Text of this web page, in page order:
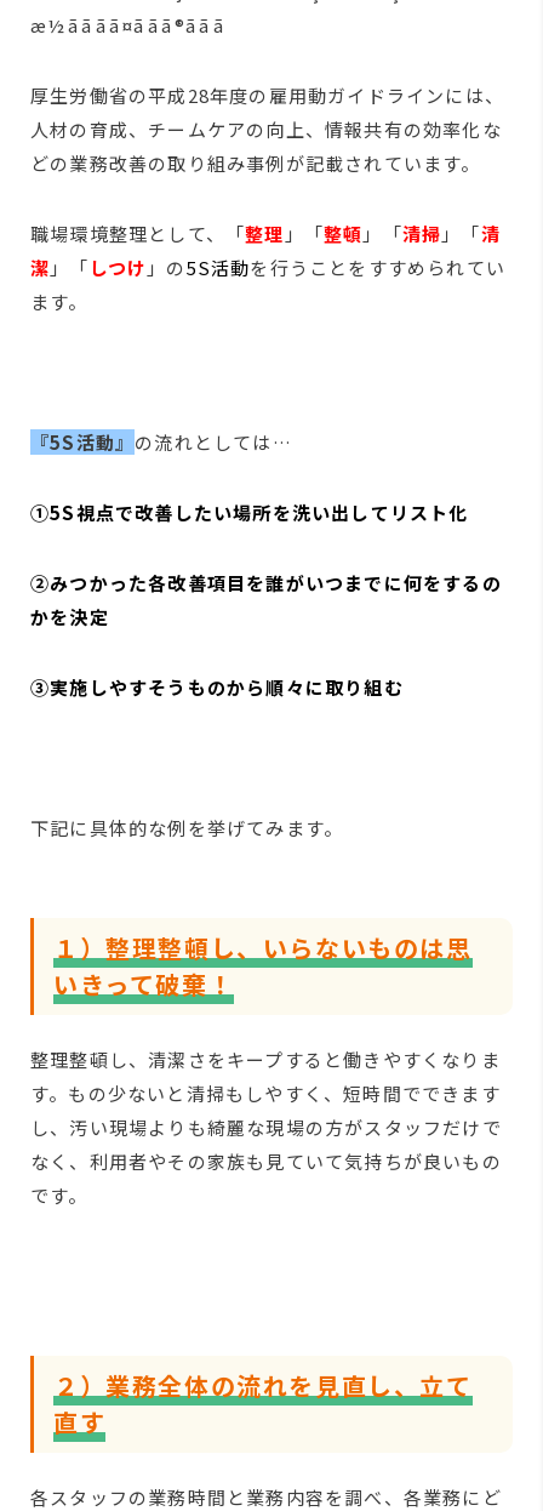
厚生労働省の平成28年度の雇用動ガイドラインには、
人材の育成、チームケアの向上、情報共有の効率化な
どの業務改善の取り組み事例が記載されています。
職場環境整理として、「整理 」「整頓 」「清掃 」「清
潔 」「 しつけ 」の5S活動を行うことをすすめられてい
ます。
『5S活動』 の流れとしては…
①5S視点で改善したい場所を洗い出してリスト化
②みつかった各改善項目を誰がいつまでに何をするの
かを決定
③実施しやすそうものから順々に取り組む
下記に具体的な例を挙げてみます。
１）整理整頓し、いらないものは思
いきって破棄！
整理整頓し、清潔さをキープすると働きやすくなりま
す。もの少ないと清掃もしやすく、短時間でできます
し、汚い現場よりも綺麗な現場の方がスタッフだけで
なく、利用者やその家族も見ていて気持ちが良いもの
です。
２）業務全体の流れを見直し、立て
直す
各スタッフの業務時間と業務内容を調べ、各業務にど